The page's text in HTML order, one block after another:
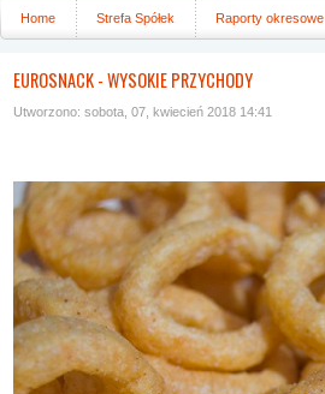
Home Strefa Spółek Raporty okresowe
EUROSNACK - WYSOKIE PRZYCHODY
Utworzono: sobota, 07, kwiecień 2018 14:41